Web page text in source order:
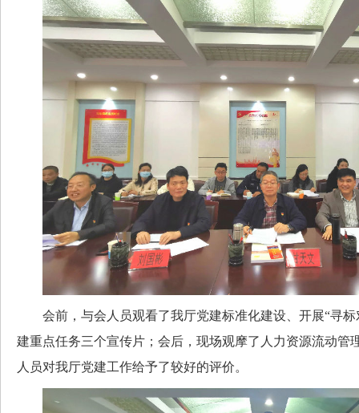
会前，与会人员观看了我厅党建标准化建设、开展“寻标
建重点任务三个宣传片；会后，现场观摩了人力资源流动管
人员对我厅党建工作给予了较好的评价。